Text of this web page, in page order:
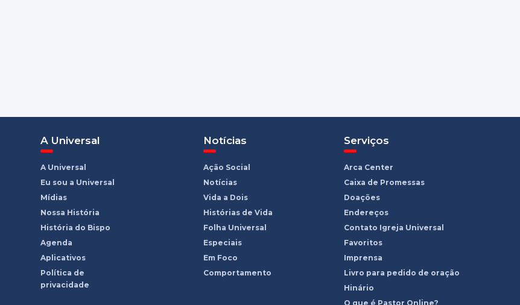
A Universal
A Universal
Eu sou a Universal
Mídias
Nossa História
História do Bispo
Agenda
Aplicativos
Política de
privacidade
Notícias
Ação Social
Notícias
Vida a Dois
Histórias de Vida
Folha Universal
Especiais
Em Foco
Comportamento
Serviços
Arca Center
Caixa de Promessas
Doações
Endereços
Contato Igreja Universal
Favoritos
Imprensa
Livro para pedido de oração
Hinário
O que é Pastor Online?